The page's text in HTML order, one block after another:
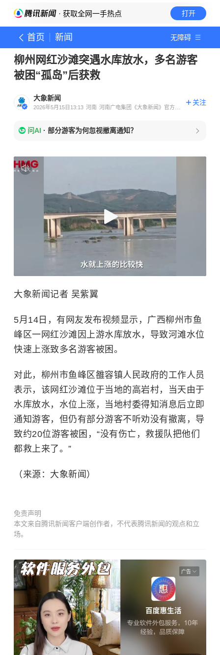
· 获取全网一手热点 打开
首页 新闻 无障碍
柳州网红沙滩突遇水库放水，多名游客
被困“孤岛”后获救
大象新闻
2026年5月15日13:13 河南 河南广电集团《大象新闻》官方账
关注
问AI · 部分游客为何忽视撤离通知？
大象新闻记者 吴紫翼
5月14日，有网友发布视频显示，广西柳州市鱼
峰区一网红沙滩因上游水库放水，导致河滩水位
快速上涨致多名游客被困。
对此，柳州市鱼峰区雒容镇人民政府的工作人员
表示，该网红沙滩位于当地的高岩村，当天由于
水库放水，水位上涨，当地村委得知消息后立即
通知游客，但仍有部分游客不听劝没有撤离，导
致约20位游客被困，“没有伤亡，救援队把他们
都救上来了。”
（来源：大象新闻）
免责声明
本文来自腾讯新闻客户端创作者，不代表腾讯新闻的观点和立
场。
广告